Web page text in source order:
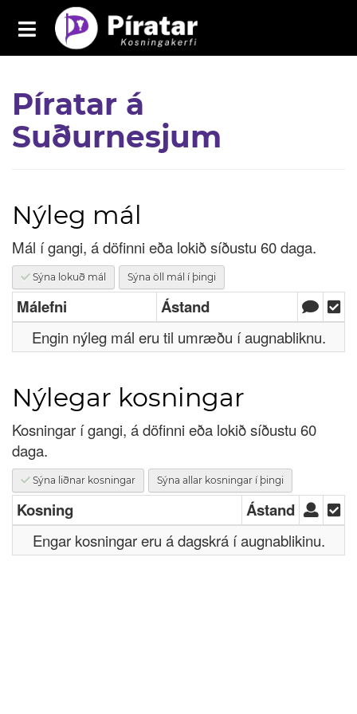
Toggle
navigation
Yfirlit
Mál
Samþykktir
Grasrótarinn
Fréttavefur
Aðildarfélög
Nýskrá
Píratar á
Suðurnesjum
Nýleg mál
Mál í gangi, á döfinni eða lokið síðustu 60 daga.
Sýna lokuð mál Sýna öll mál í þingi
Málefni Ástand
Engin nýleg mál eru til umræðu í augnabliknu.
Nýlegar kosningar
Kosningar í gangi, á döfinni eða lokið síðustu 60
daga.
Sýna liðnar kosningar Sýna allar kosningar í þingi
Kosning Ástand
Engar kosningar eru á dagskrá í augnablikinu.